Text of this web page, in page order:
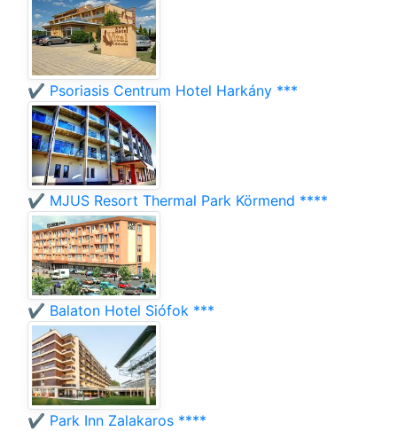
✔️ Psoriasis Centrum Hotel Harkány ***
✔️ MJUS Resort Thermal Park Körmend ****
✔️ Balaton Hotel Siófok ***
✔️ Park Inn Zalakaros ****